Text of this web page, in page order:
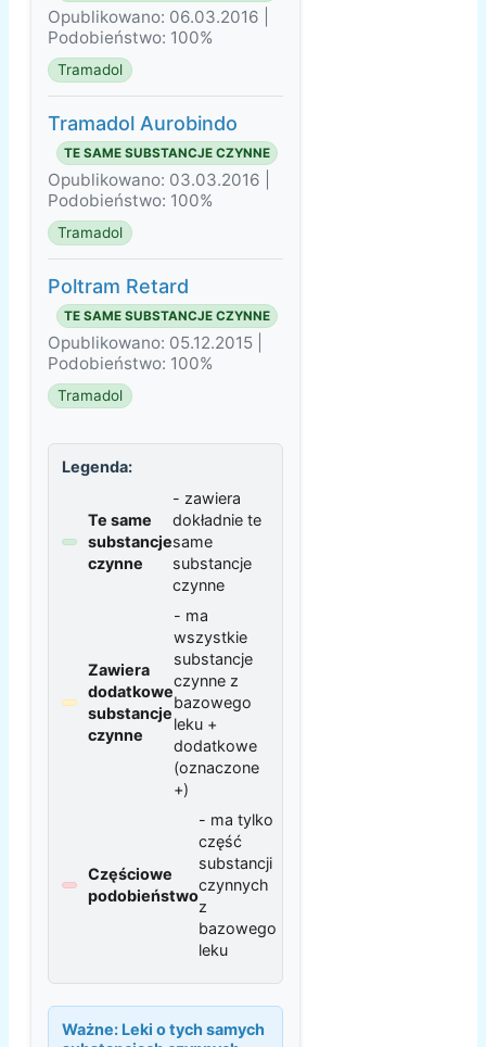
Opublikowano: 06.03.2016 |
Podobieństwo: 100%
Tramadol
Tramadol Aurobindo
TE SAME SUBSTANCJE CZYNNE
Opublikowano: 03.03.2016 |
Podobieństwo: 100%
Tramadol
Poltram Retard
TE SAME SUBSTANCJE CZYNNE
Opublikowano: 05.12.2015 |
Podobieństwo: 100%
Tramadol
Legenda:
Te same
substancje
czynne
- zawiera
dokładnie te
same
substancje
czynne
Zawiera
dodatkowe
substancje
czynne
- ma
wszystkie
substancje
czynne z
bazowego
leku +
dodatkowe
(oznaczone
+)
Częściowe
podobieństwo
- ma tylko
część
substancji
czynnych
z
bazowego
leku
Ważne: Leki o tych samych